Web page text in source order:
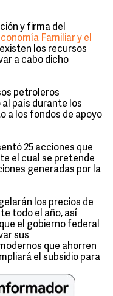
y firma del
Familiar y el
los recursos
a cabo dicho
petroleros
país durante los
a los fondos de apoyo
25 acciones que
el cual se pretende
generadas por la
los precios de
todo el año, así
el gobierno federal
sus
que ahorren
el subsidio para